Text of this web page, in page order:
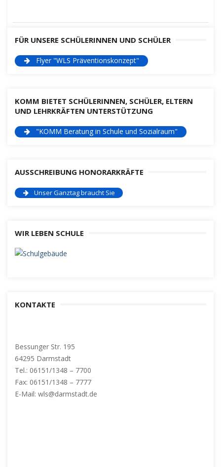
FÜR UNSERE SCHÜLERINNEN UND SCHÜLER
Flyer "WLS Präventionskonzept"
KOMM BIETET SCHÜLERINNEN, SCHÜLER, ELTERN
UND LEHRKRÄFTEN UNTERSTÜTZUNG
"KOMM Beratung in Schule und Sozialraum"
AUSSCHREIBUNG HONORARKRÄFTE
Unser Ganztag braucht Sie
WIR LEBEN SCHULE
KONTAKTE
Bessunger Str. 195
64295 Darmstadt
Tel.: 06151/1348 – 7700
Fax: 06151/1348 – 7777
E-Mail: wls@darmstadt.de